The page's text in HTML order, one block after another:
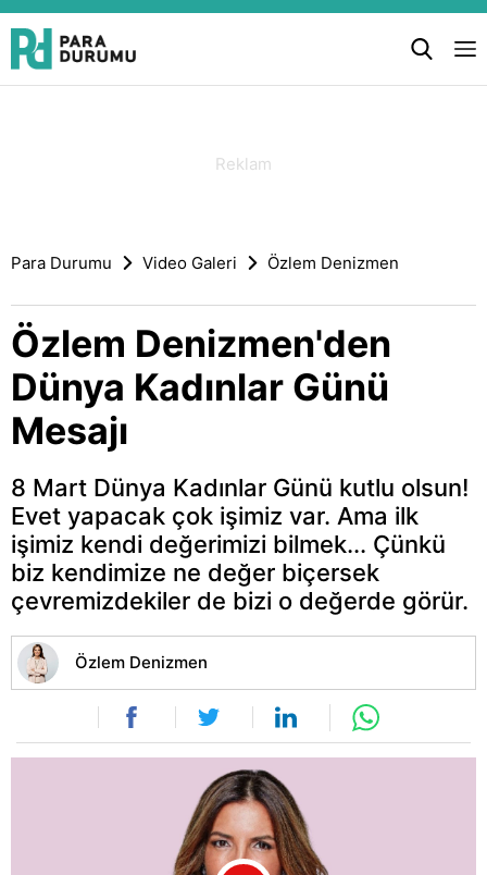
Para Durumu Video Galeri Özlem Denizmen
Özlem Denizmen'den
Dünya Kadınlar Günü
Mesajı
8 Mart Dünya Kadınlar Günü kutlu olsun!
Evet yapacak çok işimiz var. Ama ilk
işimiz kendi değerimizi bilmek... Çünkü
biz kendimize ne değer biçersek
çevremizdekiler de bizi o değerde görür.
Özlem Denizmen